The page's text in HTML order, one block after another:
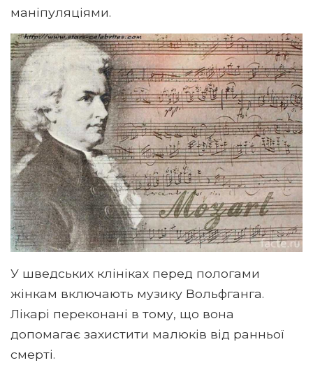
маніпуляціями.
У шведських клініках перед пологами
жінкам включають музику Вольфганга.
Лікарі переконані в тому, що вона
допомагає захистити малюків від ранньої
смерті.